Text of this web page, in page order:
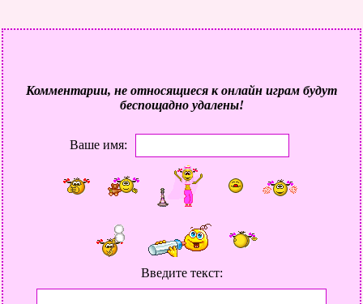
Комментарии, не относящиеся к онлайн играм будут
беспощадно удалены!
Ваше имя:
Введите текст: